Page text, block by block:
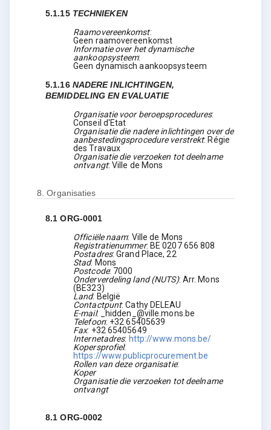
5.1.15 TECHNIEKEN
Raamovereenkomst:
Geen raamovereenkomst
Informatie over het dynamische
aankoopsysteem:
Geen dynamisch aankoopsysteem
5.1.16 NADERE INLICHTINGEN,
BEMIDDELING EN EVALUATIE
Organisatie voor beroepsprocedures:
Conseil d'Etat
Organisatie die nadere inlichtingen over de
aanbestedingsprocedure verstrekt: Régie
des Travaux
Organisatie die verzoeken tot deelname
ontvangt:Ville de Mons
8.Organisaties
8.1ORG-0001
Officiële naam: Ville de Mons
Registratienummer: BE 0207 656 808
Postadres:Grand Place, 22
Stad: Mons
Postcode: 7000
Onderverdeling land (NUTS): Arr. Mons
(BE323)
Land: België
Contactpunt:Cathy DELEAU
E-mail:
_hidden_@ville.mons.be
Telefoon: +32 65405639
Fax: +32 65405649
Internetadres: http://www.mons.be/
Kopersprofiel:
https://www.publicprocurement.be
Rollen van deze organisatie:
Koper
Organisatie die verzoeken tot deelname
ontvangt
8.1ORG-0002